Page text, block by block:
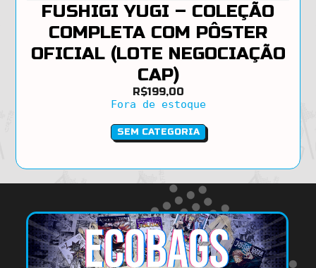
FUSHIGI YUGI – COLEÇÃO
COMPLETA COM PÔSTER
OFICIAL (LOTE NEGOCIAÇÃO
CAP)
R$199,00
Fora de estoque
SEM CATEGORIA